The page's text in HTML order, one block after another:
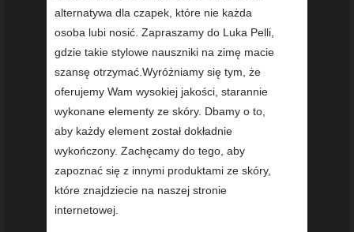
alternatywa dla czapek, które nie każda
osoba lubi nosić. Zapraszamy do Luka Pelli,
gdzie takie stylowe nauszniki na zimę macie
szansę otrzymać.Wyróżniamy się tym, że
oferujemy Wam wysokiej jakości, starannie
wykonane elementy ze skóry. Dbamy o to,
aby każdy element został dokładnie
wykończony. Zachęcamy do tego, aby
zapoznać się z innymi produktami ze skóry,
które znajdziecie na naszej stronie
internetowej.